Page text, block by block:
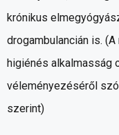
krónikus
drogambulancián is.
higiénés alkalmasság
véleményezéséről
szerint)